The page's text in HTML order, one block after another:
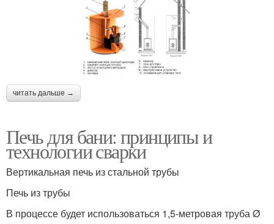
читать дальше →
Печь для бани: принципы и
технологии сварки
Вертикальная печь из стальной трубы
Печь из трубы
В процессе будет использоваться 1,5-метровая труба Ø